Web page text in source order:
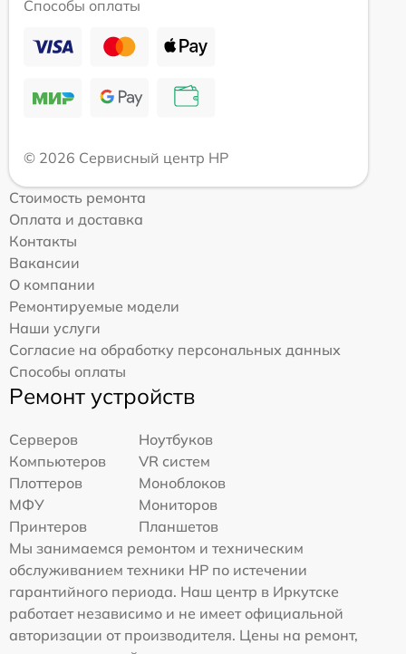
Способы оплаты
© 2026 Сервисный центр HP
Стоимость ремонта
Оплата и доставка
Контакты
Вакансии
О компании
Ремонтируемые модели
Наши услуги
Согласие на обработку персональных данных
Способы оплаты
Ремонт устройств
Серверов
Ноутбуков
Компьютеров
VR систем
Плоттеров
Моноблоков
МФУ
Мониторов
Принтеров
Планшетов
Мы занимаемся ремонтом и техническим
обслуживанием техники HP по истечении
гарантийного периода. Наш центр в Иркутске
работает независимо и не имеет официальной
авторизации от производителя. Цены на ремонт,